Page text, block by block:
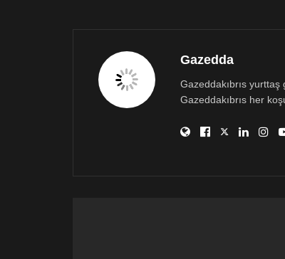
Gazedda
Gazeddakıbrıs
Gazeddakıbrıs her